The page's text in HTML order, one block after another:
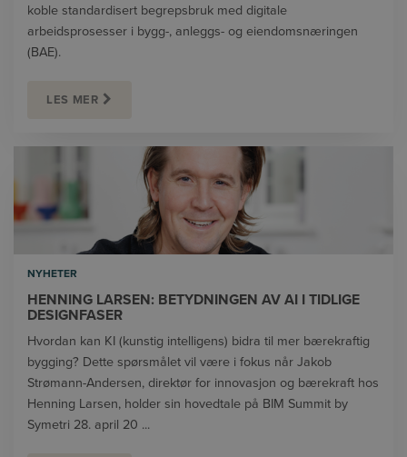
koble standardisert begrepsbruk med digitale
arbeidsprosesser i bygg-, anleggs- og eiendomsnæringen
(BAE).
LES MER
NYHETER
HENNING LARSEN: BETYDNINGEN AV AI I TIDLIGE
DESIGNFASER
Hvordan kan KI (kunstig intelligens) bidra til mer bærekraftig
bygging? Dette spørsmålet vil være i fokus når Jakob
Strømann-Andersen, direktør for innovasjon og bærekraft hos
Henning Larsen, holder sin hovedtale på BIM Summit by
Symetri 28. april 20 ...